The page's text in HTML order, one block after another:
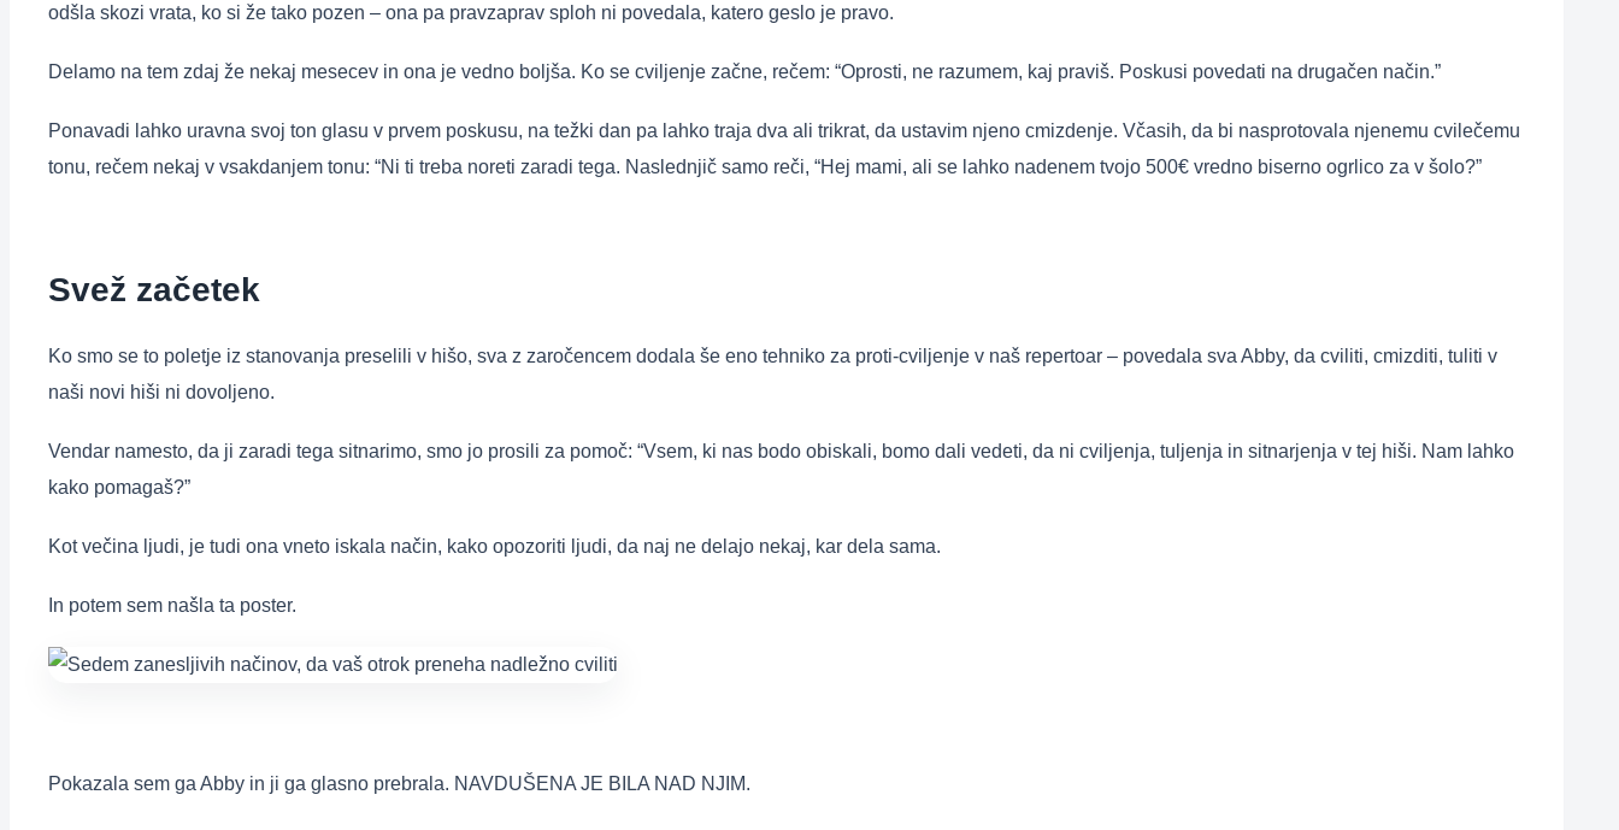
odšla skozi vrata, ko si že tako pozen – ona pa pravzaprav sploh ni povedala, katero geslo je pravo.
Delamo na tem zdaj že nekaj mesecev in ona je vedno boljša. Ko se cviljenje začne, rečem: “Oprosti, ne razumem, kaj praviš. Poskusi povedati na drugačen način.”
Ponavadi lahko uravna svoj ton glasu v prvem poskusu, na težki dan pa lahko traja dva ali trikrat, da ustavim njeno cmizdenje. Včasih, da bi nasprotovala njenemu cvilečemu
tonu, rečem nekaj v vsakdanjem tonu: “Ni ti treba noreti zaradi tega. Naslednjič samo reči, “Hej mami, ali se lahko nadenem tvojo 500€ vredno biserno ogrlico za v šolo?”
Svež začetek
Ko smo se to poletje iz stanovanja preselili v hišo, sva z zaročencem dodala še eno tehniko za proti-cviljenje v naš repertoar – povedala sva Abby, da cviliti, cmizditi, tuliti v
naši novi hiši ni dovoljeno.
Vendar namesto, da ji zaradi tega sitnarimo, smo jo prosili za pomoč: “Vsem, ki nas bodo obiskali, bomo dali vedeti, da ni cviljenja, tuljenja in sitnarjenja v tej hiši. Nam lahko
kako pomagaš?”
Kot večina ljudi, je tudi ona vneto iskala način, kako opozoriti ljudi, da naj ne delajo nekaj, kar dela sama.
In potem sem našla ta poster.
Pokazala sem ga Abby in ji ga glasno prebrala. NAVDUŠENA JE BILA NAD NJIM.